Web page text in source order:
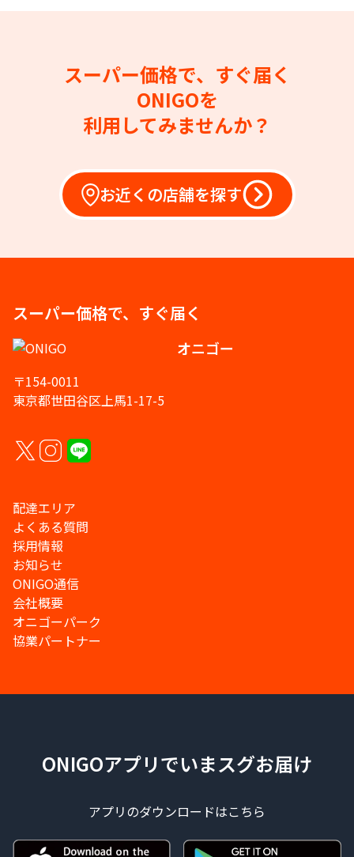
スーパー価格で、すぐ届く
ONIGOを
利用してみませんか？
お近くの店舗を探す
スーパー価格で、すぐ届く
オニゴー
〒154-0011
東京都世田谷区上馬1-17-5
配達エリア
よくある質問
採用情報
お知らせ
ONIGO通信
会社概要
オニゴーパーク
協業パートナー
ONIGOアプリでいまスグお届け
アプリのダウンロードはこちら